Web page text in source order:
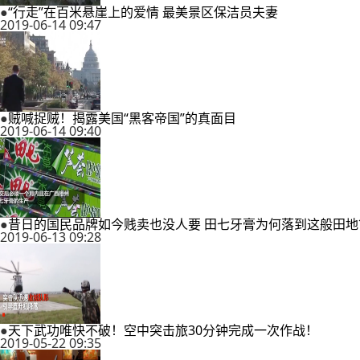
●“行走”在百米悬崖上的爱情 最美景区保洁员夫妻
2019-06-14 09:47
●贼喊捉贼！揭露美国“黑客帝国”的真面目
2019-06-14 09:40
●昔日的国民品牌如今贱卖也没人要 田七牙膏为何落到这般田
2019-06-13 09:28
●天下武功唯快不破！空中突击旅30分钟完成一次作战！
2019-05-22 09:35